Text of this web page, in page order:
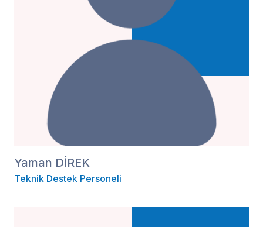
Yaman DİREK
Teknik Destek Personeli